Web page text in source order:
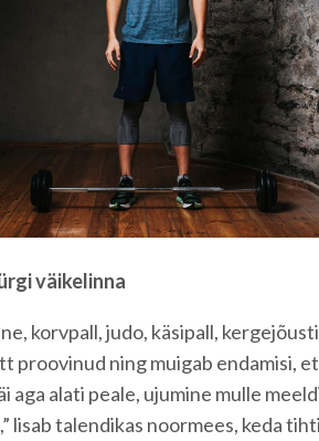
väikelinna
korvpall, judo, käsipall,
proovinud ning muigab endamisi,
aga alati peale, ujumine mulle
lisab talendikas noormees, keda